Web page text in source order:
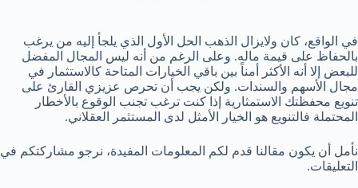
في الواقع، كان ولايزال الذهب الحل الأول الذي يلجأ إليه من يرغب
بالحفاظ على قيمة ماله. وعلى الرغم من أنه ليس المجال المفضل
للبعض إلا أنه الأكثر أمناً بين باقي الخيارات المتاحة كالاستثمار في
مجال الأسهم والسندات. ولكن يجب أن تحرص عزيزي القارئ على
تنويع محفظتك الاستمثارية إذا كنت ترغب تجنب الوقوع بالأخطار
المحتملة فالتنويع هو الخيار الأمثل لدى المستثمر العقلاني.
نأمل أن يكون مقالنا قدم لكم المعلومات المفيدة، نرجو مشاركتكم في
التعليقات.